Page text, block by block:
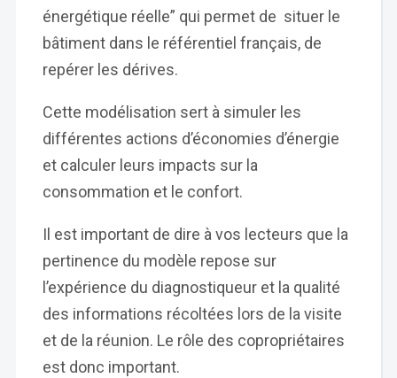
énergétique réelle” qui permet de situer le
bâtiment dans le référentiel français, de
repérer les dérives.
Cette modélisation sert à simuler les
différentes actions d’économies d’énergie
et calculer leurs impacts sur la
consommation et le confort.
Il est important de dire à vos lecteurs que la
pertinence du modèle repose sur
l’expérience du diagnostiqueur et la qualité
des informations récoltées lors de la visite
et de la réunion. Le rôle des copropriétaires
est donc important.